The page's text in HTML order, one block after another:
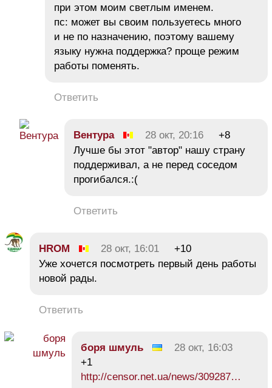
при этом моим светлым именем.
пс: может вы своим пользуетесь много
и не по назначению, поэтому вашему
языку нужна поддержка? проще режим
работы поменять.
Ответить
Вентура 28 окт, 20:16
+8
Лучше бы этот "автор" нашу страну
поддерживал, а не перед соседом
прогибался.:(
Ответить
HROM 28 окт, 16:01
+10
Уже хочется посмотреть первый день работы
новой рады.
Ответить
боря шмуль
28 окт, 16:03
+1
http://censor.net.ua/news/309287…